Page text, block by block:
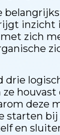
inzicht
zich
deze
starten
en